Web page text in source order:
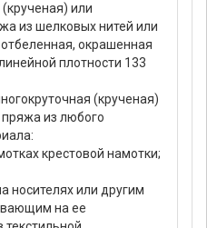
или
из шелковых нитей или
окрашенная
плотности 133
(крученая)
из любого
крестовой намотки;
носителях или другим
на ее